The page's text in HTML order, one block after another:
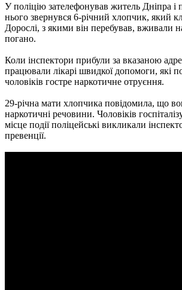
У поліцію зателефонував житель Дніпра і
нього звернувся 6-річний хлопчик, який
Дорослі, з якими він перебував, вживали
погано.
Коли інспектори прибули за вказаною
працювали лікарі швидкої допомоги, які
чоловіків гостре наркотичне отруєння.
29-річна мати хлопчика повідомила, що
наркотичні речовини. Чоловіків
місце події поліцейські викликали
превенції.